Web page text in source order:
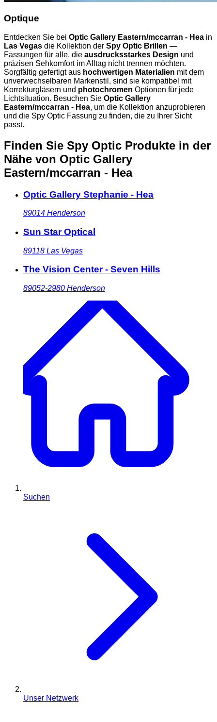
Optique
Entdecken Sie bei Optic Gallery Eastern/mccarran - Hea in
Las Vegas die Kollektion der Spy Optic Brillen —
Fassungen für alle, die ausdrucksstarkes Design und
präzisen Sehkomfort im Alltag nicht trennen möchten.
Sorgfältig gefertigt aus hochwertigen Materialien mit dem
unverwechselbaren Markenstil, sind sie kompatibel mit
Korrekturgläsern und photochromen Optionen für jede
Lichtsituation. Besuchen Sie Optic Gallery
Eastern/mccarran - Hea, um die Kollektion anzuprobieren
und die Spy Optic Fassung zu finden, die zu Ihrer Sicht
passt.
Finden Sie Spy Optic Produkte in der
Nähe von Optic Gallery
Eastern/mccarran - Hea
Optic Gallery Stephanie - Hea
89014 Henderson
Sun Star Optical
89118 Las Vegas
The Vision Center - Seven Hills
89052-2980 Henderson
Suchen
Unser Netzwerk